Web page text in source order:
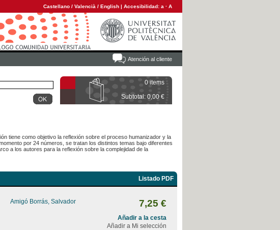
Castellano / Valencià / English | Accesibilidad: a · A
Atención al cliente
0 items
Subtotal: 0,00 €
tiene como objetivo la reflexión sobre el proceso humanizador y la
por 24 números, se tratan los distintos temas bajo diferentes
a los autores para la reflexión sobre la complejidad de la
Listado PDF
Amigó Borrás, Salvador 7,25 €
Añadir a la cesta
Añadir a Mi selección